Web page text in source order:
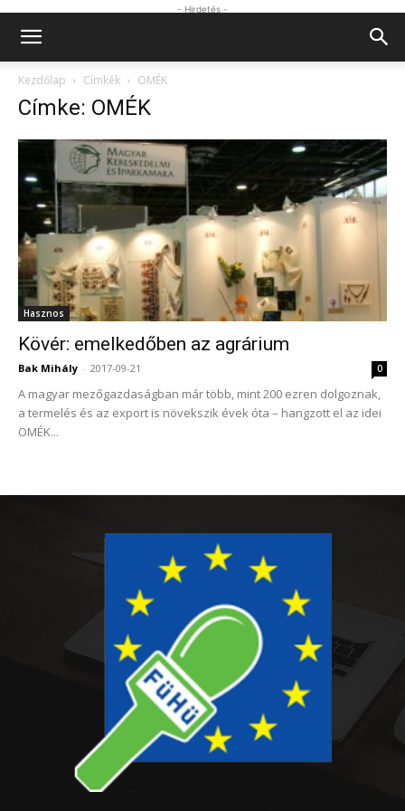
- Hirdetés -
Kezdőlap Címkék OMÉK
Címke: OMÉK
Hasznos
Kövér: emelkedőben az agrárium
Bak Mihály - 2017-09-21 0
A magyar mezőgazdaságban már több, mint 200 ezren dolgoznak,
a termelés és az export is növekszik évek óta – hangzott el az idei
OMÉK...